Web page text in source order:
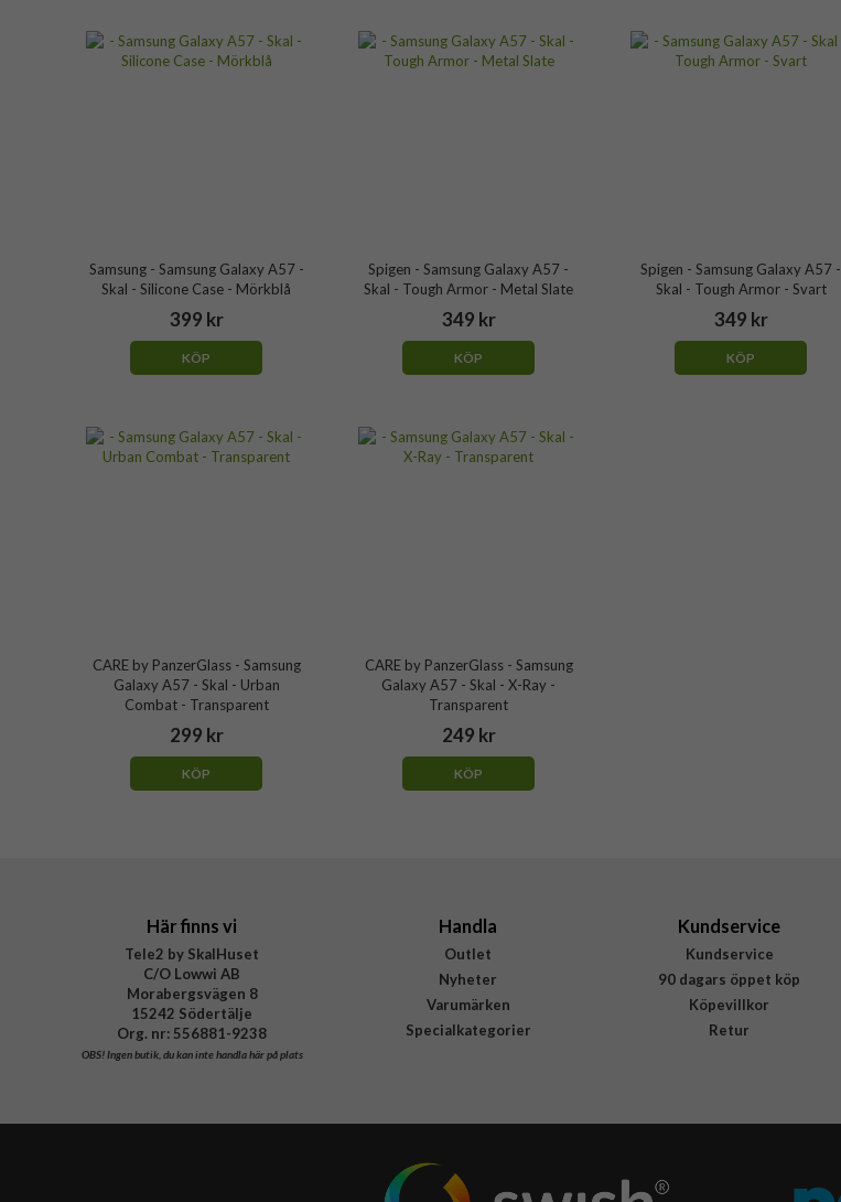
Samsung - Samsung Galaxy A57 -
Skal - Silicone Case - Mörkblå
399 kr
KÖP
Spigen - Samsung Galaxy A57 -
Skal - Tough Armor - Metal Slate
349 kr
KÖP
Spigen - Samsung Galaxy A57 -
Skal - Tough Armor - Svart
349 kr
KÖP
CARE by PanzerGlass - Samsung
Galaxy A57 - Skal - Urban
Combat - Transparent
299 kr
KÖP
CARE by PanzerGlass - Samsung
Galaxy A57 - Skal - X-Ray -
Transparent
249 kr
KÖP
Här finns vi
Tele2 by SkalHuset
C/O Lowwi AB
Morabergsvägen 8
15242 Södertälje
Org. nr: 556881-9238
OBS!Ingen butik, du kan inte handla här på plats
Handla
Outlet
Nyheter
Varumärken
Specialkategorier
Kundservice
Kundservice
90 dagars öppet köp
Köpevillkor
Retur